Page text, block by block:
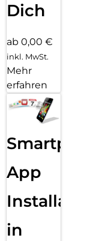
Dich
ab 0,00 €
inkl. MwSt.
Mehr
erfahren
Smartphone
App
Installation
in